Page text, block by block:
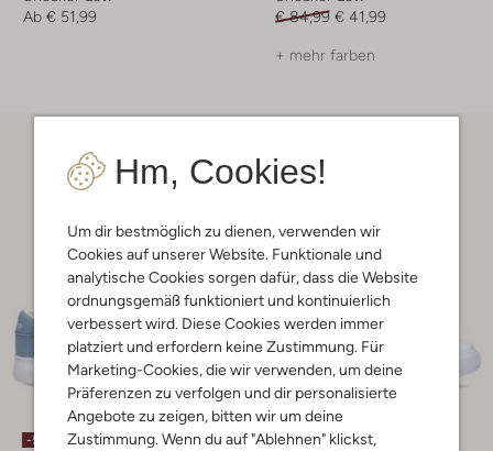
Hm, Cookies!
Um dir bestmöglich zu dienen, verwenden wir
Cookies auf unserer Website. Funktionale und
analytische Cookies sorgen dafür, dass die Website
ordnungsgemäß funktioniert und kontinuierlich
verbessert wird. Diese Cookies werden immer
platziert und erfordern keine Zustimmung. Für
Marketing-Cookies, die wir verwenden, um deine
Präferenzen zu verfolgen und dir personalisierte
Angebote zu zeigen, bitten wir um deine
Zustimmung. Wenn du auf "Ablehnen" klickst,
Ab € 51,99
€ 84,99 € 41,99
+ mehr farben
-50% -40%